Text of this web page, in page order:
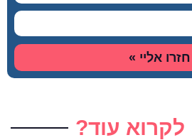
חזרו אליי »
עוד?